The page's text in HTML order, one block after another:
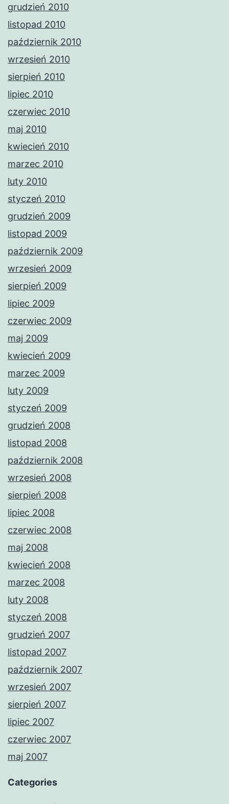
grudzień 2010
listopad 2010
październik 2010
wrzesień 2010
sierpień 2010
lipiec 2010
czerwiec 2010
maj 2010
kwiecień 2010
marzec 2010
luty 2010
styczeń 2010
grudzień 2009
listopad 2009
październik 2009
wrzesień 2009
sierpień 2009
lipiec 2009
czerwiec 2009
maj 2009
kwiecień 2009
marzec 2009
luty 2009
styczeń 2009
grudzień 2008
listopad 2008
październik 2008
wrzesień 2008
sierpień 2008
lipiec 2008
czerwiec 2008
maj 2008
kwiecień 2008
marzec 2008
luty 2008
styczeń 2008
grudzień 2007
listopad 2007
październik 2007
wrzesień 2007
sierpień 2007
lipiec 2007
czerwiec 2007
maj 2007
Categories